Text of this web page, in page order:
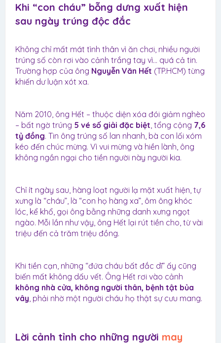
Khi “con cháu” bỗng dưng xuất hiện
sau ngày trúng độc đắc​
Không chỉ mất mát tình thân vì ăn chơi, nhiều người
trúng số còn rơi vào cảnh trắng tay vì… quá cả tin.
Trường hợp của ông Nguyễn Văn Hết (TP.HCM) từng
khiến dư luận xót xa.
Năm 2010, ông Hết – thuộc diện xóa đói giảm nghèo
– bất ngờ trúng 5 vé số giải đặc biệt , tổng cộng 7,6
tỷ đồng. Tin ông trúng số lan nhanh, bà con lối xóm
kéo đến chúc mừng. Vì vui mừng và hiền lành, ông
không ngần ngại cho tiền người này người kia.
Chỉ ít ngày sau, hàng loạt người lạ mặt xuất hiện, tự
xưng là “cháu”, là “con họ hàng xa”, ôm ông khóc
lóc, kể khổ, gọi ông bằng những danh xưng ngọt
ngào. Mỗi lần như vậy, ông Hết lại rút tiền cho, từ vài
triệu đến cả trăm triệu đồng.
Khi tiền cạn, những “đứa cháu bất đắc dĩ” ấy cũng
biến mất không dấu vết. Ông Hết rơi vào cảnh
không nhà cửa, không người thân, bệnh tật bủa
vây , phải nhờ một người cháu họ thật sự cưu mang.
Lời cảnh tỉnh cho những người may